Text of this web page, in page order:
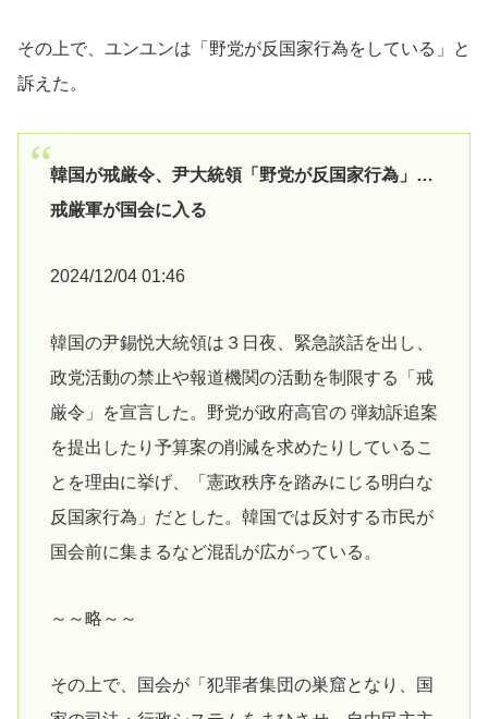
その上で、ユンユンは「野党が反国家行為をしている」と
訴えた。
韓国が戒厳令、尹大統領「野党が反国家行為」…
戒厳軍が国会に入る
2024/12/04 01:46
韓国の尹錫悦大統領は３日夜、緊急談話を出し、
政党活動の禁止や報道機関の活動を制限する「戒
厳令」を宣言した。野党が政府高官の 弾劾訴追案
を提出したり予算案の削減を求めたりしているこ
とを理由に挙げ、「憲政秩序を踏みにじる明白な
反国家行為」だとした。韓国では反対する市民が
国会前に集まるなど混乱が広がっている。
～～略～～
その上で、国会が「犯罪者集団の巣窟となり、国